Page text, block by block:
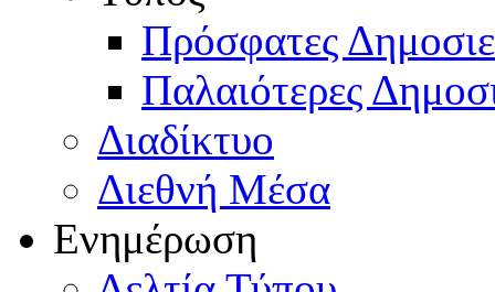
Πρόσφατες
Παλαιότερες
Διαδίκτυο
Διεθνή Μέσα
Ενημέρωση